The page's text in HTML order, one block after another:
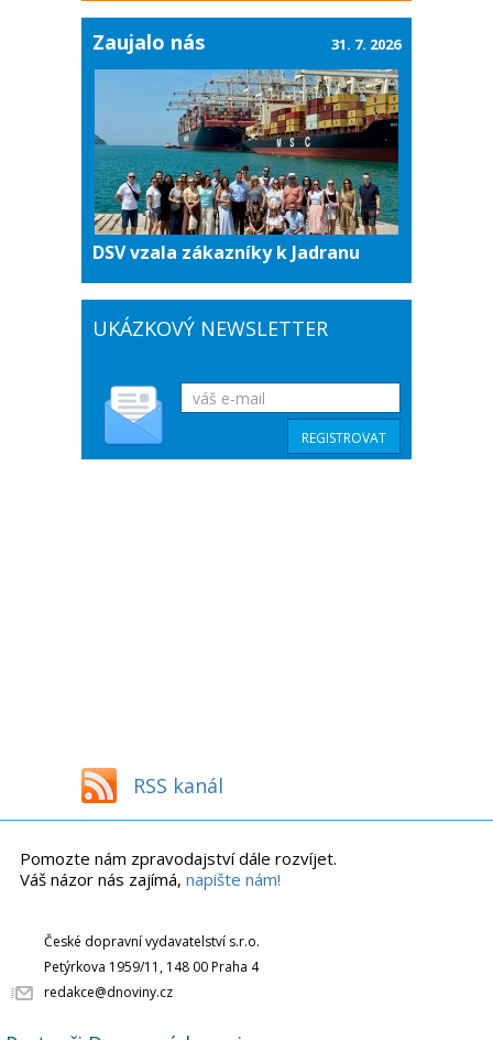
Zaujalo nás
DSV vzala zákazníky k Jadranu
31. 7. 2026
UKÁZKOVÝ NEWSLETTER
RSS kanál
Pomozte nám zpravodajství dále rozvíjet.
Váš názor nás zajímá, napište nám!
České dopravní vydavatelství s.r.o.
Petýrkova 1959/11, 148 00 Praha 4
redakce@dnoviny.cz